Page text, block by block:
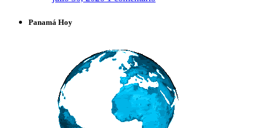
Panamá Hoy